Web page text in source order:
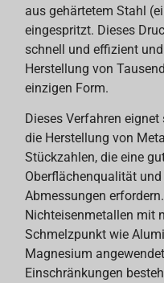
aus gehärtetem Stahl
eingespritzt. Dieses
schnell und effizient
Herstellung von
einzigen Form.
Dieses Verfahren
die Herstellung von
Stückzahlen, die eine
Oberflächenqualität
Abmessungen
Nichteisenmetallen mit
Schmelzpunkt wie
Magnesium
Einschränkungen